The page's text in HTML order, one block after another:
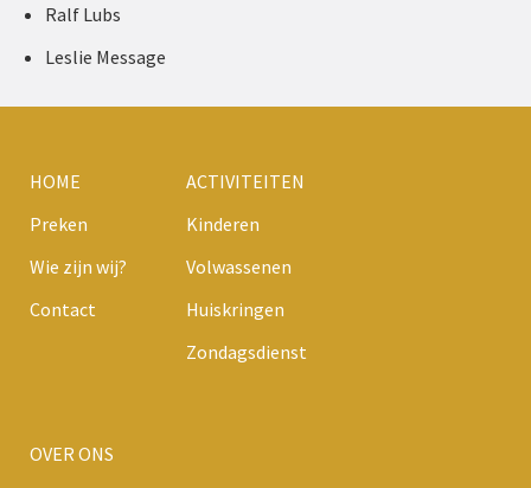
Ralf Lubs
Leslie Message
HOME
Preken
Wie zijn wij?
Contact
ACTIVITEITEN
Kinderen
Volwassenen
Huiskringen
Zondagsdienst
OVER ONS